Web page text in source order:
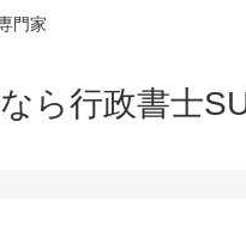
門家
ら行政書士